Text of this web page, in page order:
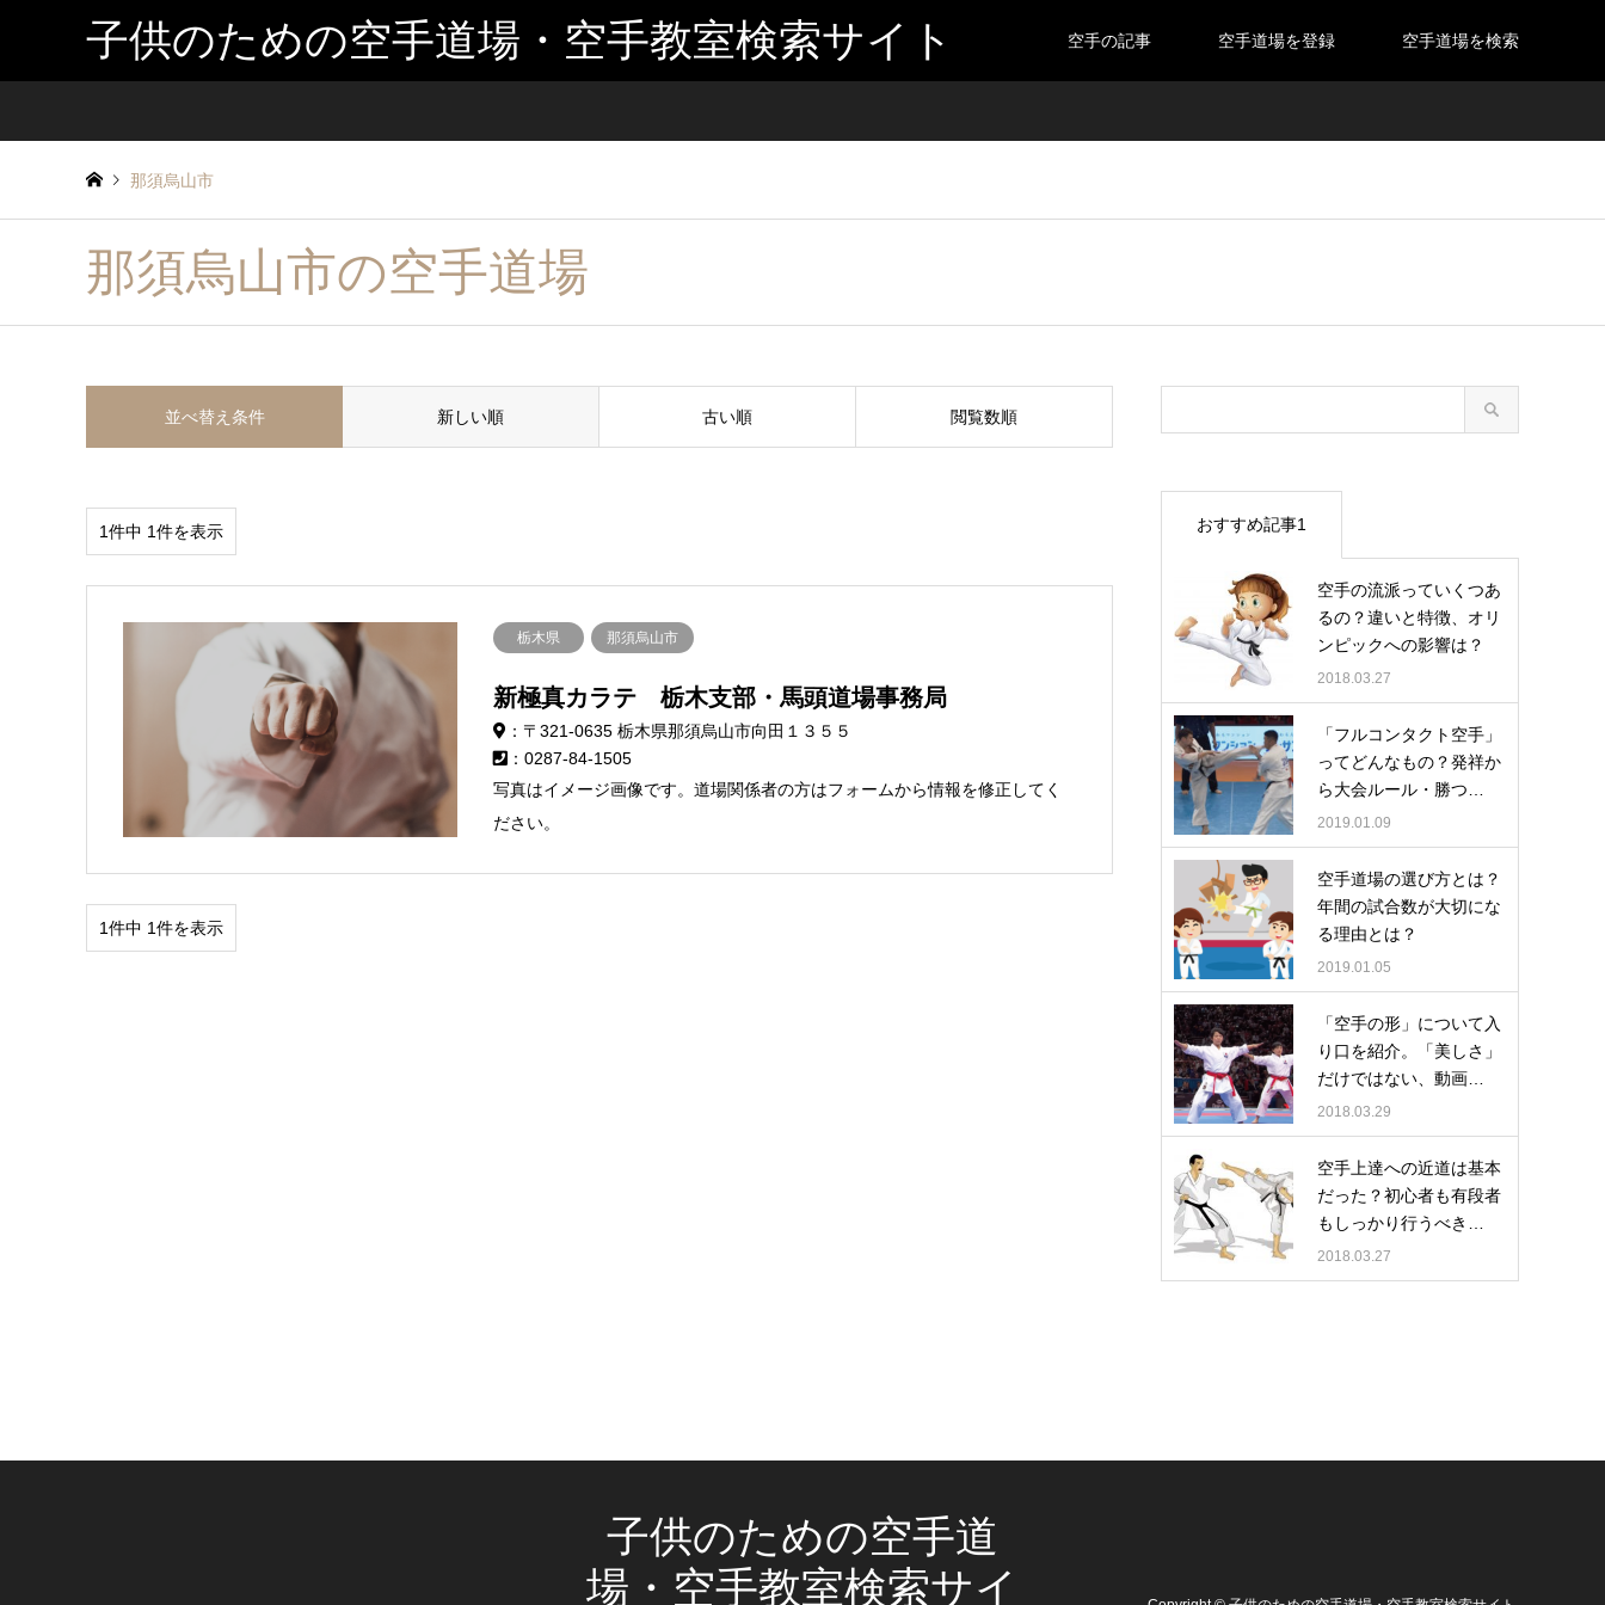
子供のための空手道場・空手教室検索サイト 空手の記事 空手道場を登録 空手道場を検索
那須烏山市
那須烏山市の空手道場
並べ替え条件 新しい順 古い順 閲覧数順
1件中 1件を表示
栃木県 那須烏山市
新極真カラテ 栃木支部・馬頭道場事務局
：〒321-0635 栃木県那須烏山市向田１３５５
：0287-84-1505
写真はイメージ画像です。道場関係者の方はフォームから情報を修正してく
ださい。
1件中 1件を表示
おすすめ記事1
空手の流派っていくつあ
るの？違いと特徴、オリ
ンピックへの影響は？
2018.03.27
「フルコンタクト空手」
ってどんなもの？発祥か
ら大会ルール・勝つ…
2019.01.09
空手道場の選び方とは？
年間の試合数が大切にな
る理由とは？
2019.01.05
「空手の形」について入
り口を紹介。「美しさ」
だけではない、動画…
2018.03.29
空手上達への近道は基本
だった？初心者も有段者
もしっかり行うべき…
2018.03.27
子供のための空手道
場・空手教室検索サイ